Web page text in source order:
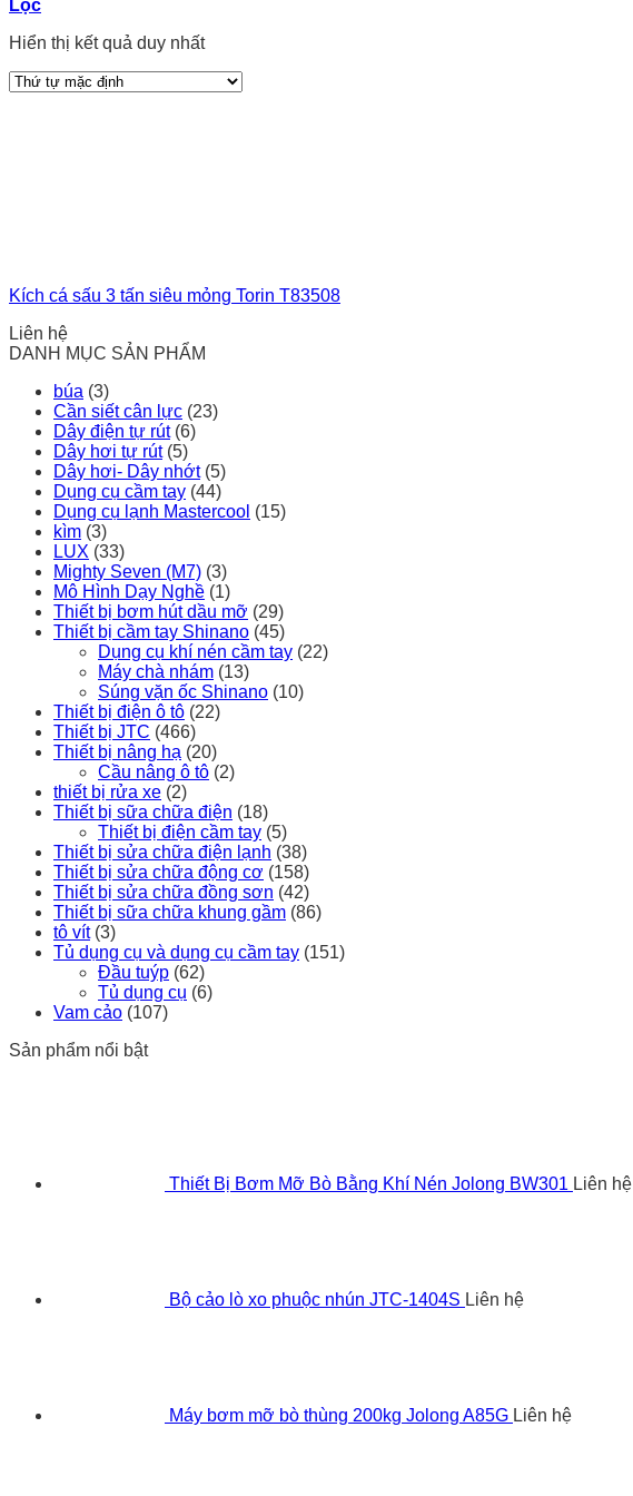
Lọc
Hiển thị kết quả duy nhất
Kích cá sấu 3 tấn siêu mỏng Torin T83508
Liên hệ
DANH MỤC SẢN PHẨM
búa (3)
Cần siết cân lực (23)
Dây điện tự rút (6)
Dây hơi tự rút (5)
Dây hơi- Dây nhớt (5)
Dụng cụ cầm tay (44)
Dụng cụ lạnh Mastercool (15)
kìm (3)
LUX (33)
Mighty Seven (M7) (3)
Mô Hình Dạy Nghề (1)
Thiết bị bơm hút dầu mỡ (29)
Thiết bị cầm tay Shinano (45)
Dụng cụ khí nén cầm tay (22)
Máy chà nhám (13)
Súng vặn ốc Shinano (10)
Thiết bị điện ô tô (22)
Thiết bị JTC (466)
Thiết bị nâng hạ (20)
Cầu nâng ô tô (2)
thiết bị rửa xe (2)
Thiết bị sữa chữa điện (18)
Thiết bị điện cầm tay (5)
Thiết bị sửa chữa điện lạnh (38)
Thiết bị sửa chữa động cơ (158)
Thiết bị sửa chữa đồng sơn (42)
Thiết bị sữa chữa khung gầm (86)
tô vít (3)
Tủ dụng cụ và dụng cụ cầm tay (151)
Đầu tuýp (62)
Tủ dụng cụ (6)
Vam cảo (107)
Sản phẩm nổi bật
Thiết Bị Bơm Mỡ Bò Bằng Khí Nén Jolong BW301 Liên hệ
Bộ cảo lò xo phuộc nhún JTC-1404S Liên hệ
Máy bơm mỡ bò thùng 200kg Jolong A85G Liên hệ